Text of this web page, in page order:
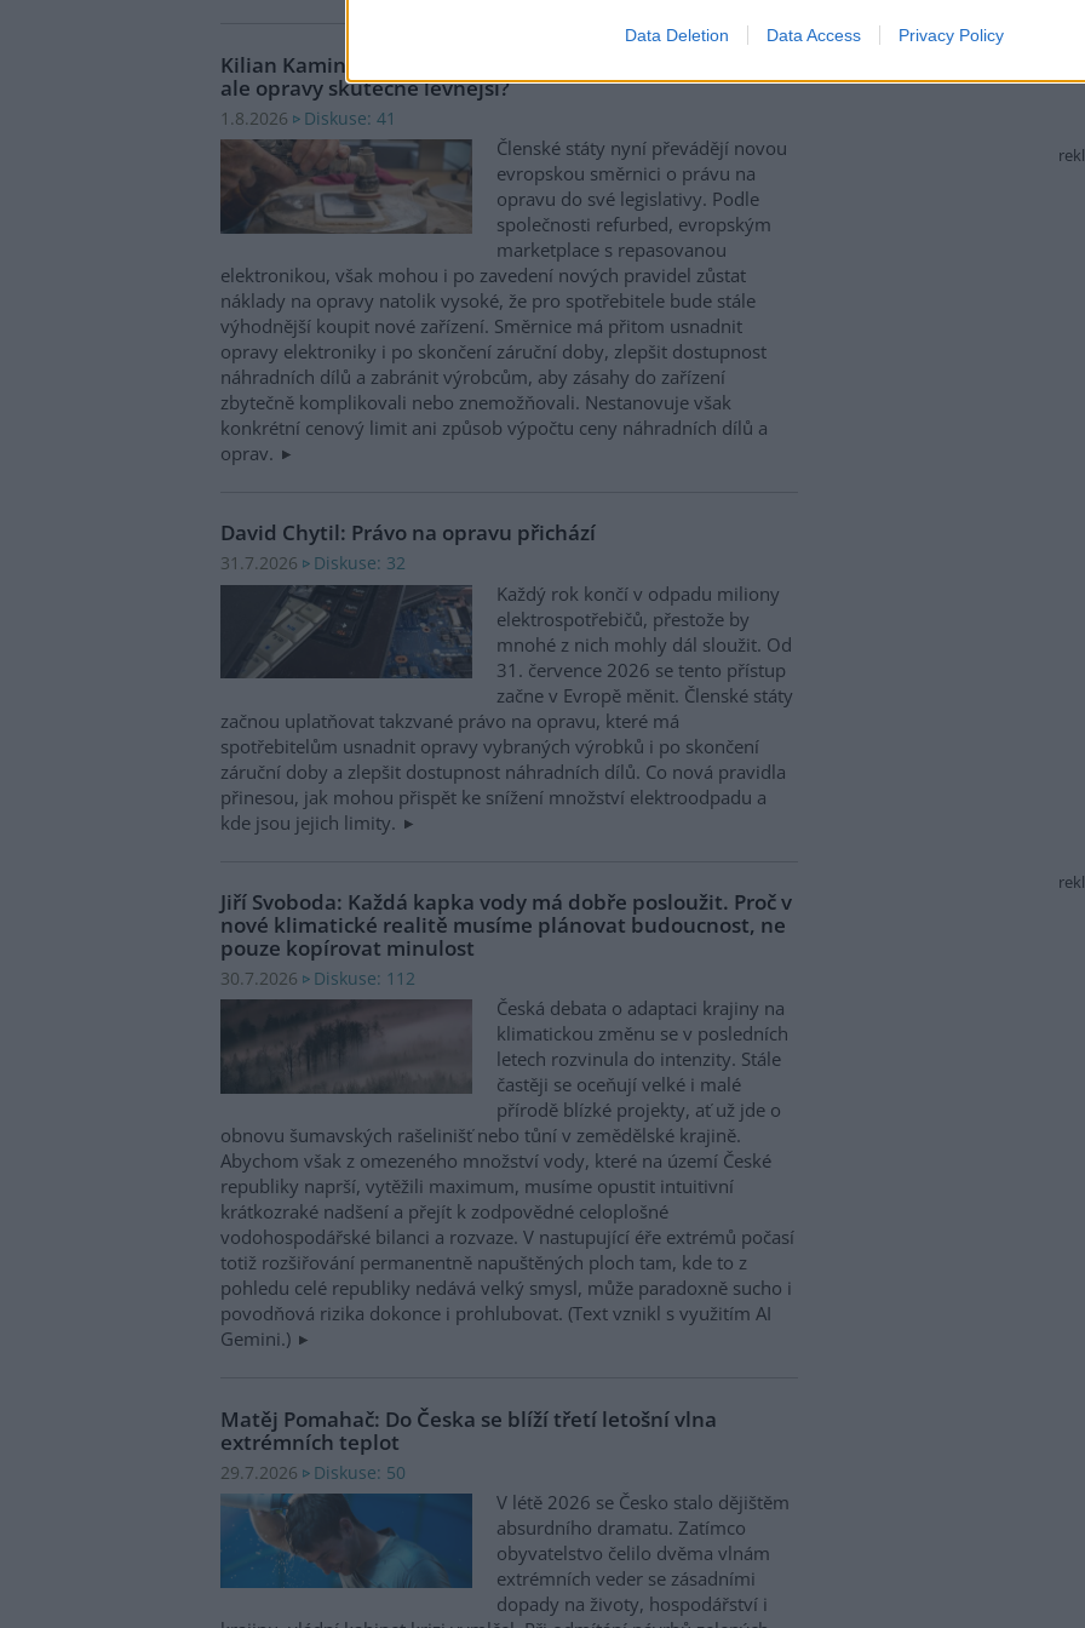
Data Deletion Data Access Privacy Policy
Kilian Kaminski: Evropa slibuje právo na opravu. Budou
ale opravy skutečně levnější?
1.8.2026 Diskuse: 41
Členské státy nyní převádějí novou
evropskou směrnici o právu na
opravu do své legislativy. Podle
společnosti refurbed, evropským
marketplace s repasovanou
elektronikou, však mohou i po zavedení nových pravidel zůstat
náklady na opravy natolik vysoké, že pro spotřebitele bude stále
výhodnější koupit nové zařízení. Směrnice má přitom usnadnit
opravy elektroniky i po skončení záruční doby, zlepšit dostupnost
náhradních dílů a zabránit výrobcům, aby zásahy do zařízení
zbytečně komplikovali nebo znemožňovali. Nestanovuje však
konkrétní cenový limit ani způsob výpočtu ceny náhradních dílů a
oprav.
David Chytil: Právo na opravu přichází
31.7.2026 Diskuse: 32
Každý rok končí v odpadu miliony
elektrospotřebičů, přestože by
mnohé z nich mohly dál sloužit. Od
31. července 2026 se tento přístup
začne v Evropě měnit. Členské státy
začnou uplatňovat takzvané právo na opravu, které má
spotřebitelům usnadnit opravy vybraných výrobků i po skončení
záruční doby a zlepšit dostupnost náhradních dílů. Co nová pravidla
přinesou, jak mohou přispět ke snížení množství elektroodpadu a
kde jsou jejich limity.
Jiří Svoboda: Každá kapka vody má dobře posloužit. Proč v
nové klimatické realitě musíme plánovat budoucnost, ne
pouze kopírovat minulost
30.7.2026 Diskuse: 112
Česká debata o adaptaci krajiny na
klimatickou změnu se v posledních
letech rozvinula do intenzity. Stále
častěji se oceňují velké i malé
přírodě blízké projekty, ať už jde o
obnovu šumavských rašelinišť nebo tůní v zemědělské krajině.
Abychom však z omezeného množství vody, které na území České
republiky naprší, vytěžili maximum, musíme opustit intuitivní
krátkozraké nadšení a přejít k zodpovědné celoplošné
vodohospodářské bilanci a rozvaze. V nastupující éře extrémů počasí
totiž rozšiřování permanentně napuštěných ploch tam, kde to z
pohledu celé republiky nedává velký smysl, může paradoxně sucho i
povodňová rizika dokonce i prohlubovat. (Text vznikl s využitím AI
Gemini.)
Matěj Pomahač: Do Česka se blíží třetí letošní vlna
extrémních teplot
29.7.2026 Diskuse: 50
V létě 2026 se Česko stalo dějištěm
absurdního dramatu. Zatímco
obyvatelstvo čelilo dvěma vlnám
extrémních veder se zásadními
dopady na životy, hospodářství i